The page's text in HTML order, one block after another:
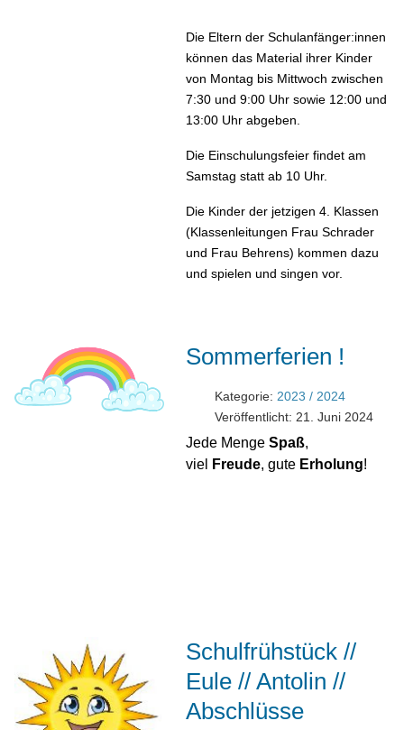
Die Eltern der Schulanfänger:innen
können das Material ihrer Kinder
von Montag bis Mittwoch zwischen
7:30 und 9:00 Uhr sowie 12:00 und
13:00 Uhr abgeben.
Die Einschulungsfeier findet am
Samstag statt ab 10 Uhr.
Die Kinder der jetzigen 4. Klassen
(Klassenleitungen Frau Schrader
und Frau Behrens) kommen dazu
und spielen und singen vor.
Sommerferien !
Kategorie:2023 / 2024
Veröffentlicht: 21. Juni 2024
Jede MengeSpaß,
viel
Freude, gute Erholung!
Schulfrühstück //
Eule // Antolin //
Abschlüsse